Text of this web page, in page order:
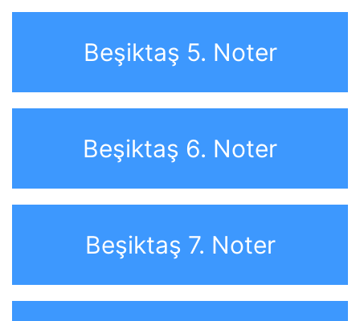
Beşiktaş 5. Noter
Beşiktaş 6. Noter
Beşiktaş 7. Noter